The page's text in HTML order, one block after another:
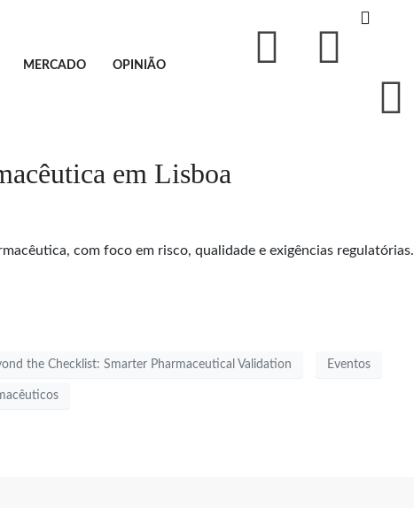
MERCADO OPINIÃO
em Lisboa
com foco em risco, qualidade e exigências regulatórias.
the Checklist: Smarter Pharmaceutical Validation Eventos